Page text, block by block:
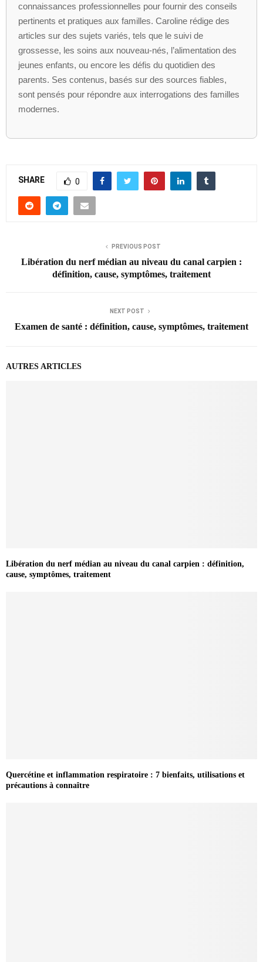
connaissances professionnelles pour fournir des conseils
pertinents et pratiques aux familles. Caroline rédige des
articles sur des sujets variés, tels que le suivi de
grossesse, les soins aux nouveau-nés, l’alimentation des
jeunes enfants, ou encore les défis du quotidien des
parents. Ses contenus, basés sur des sources fiables,
sont pensés pour répondre aux interrogations des familles
modernes.
SHARE 0
PREVIOUS POST
Libération du nerf médian au niveau du canal carpien :
définition, cause, symptômes, traitement
NEXT POST
Examen de santé : définition, cause, symptômes, traitement
AUTRES ARTICLES
Libération du nerf médian au niveau du canal carpien : définition,
cause, symptômes, traitement
Quercétine et inflammation respiratoire : 7 bienfaits, utilisations et
précautions à connaître